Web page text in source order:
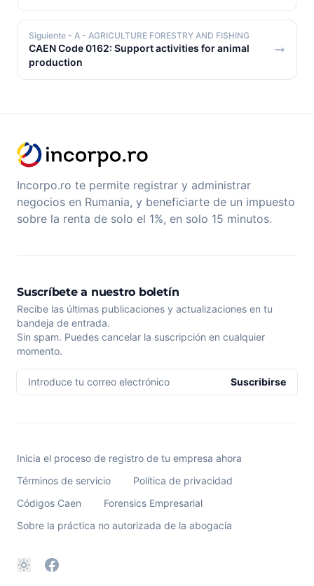
Siguiente - A - AGRICULTURE FORESTRY AND FISHING
CAEN Code 0162: Support activities for animal
production
Incorpo.ro te permite registrar y administrar
negocios en Rumania, y beneficiarte de un impuesto
sobre la renta de solo el 1%, en solo 15 minutos.
Suscríbete a nuestro boletín
Recibe las últimas publicaciones y actualizaciones en tu
bandeja de entrada.
Sin spam. Puedes cancelar la suscripción en cualquier
momento.
Introduce tu correo electrónico Suscribirse
Inicia el proceso de registro de tu empresa ahora
Términos de servicio
Política de privacidad
Códigos Caen
Forensics Empresarial
Sobre la práctica no autorizada de la abogacía